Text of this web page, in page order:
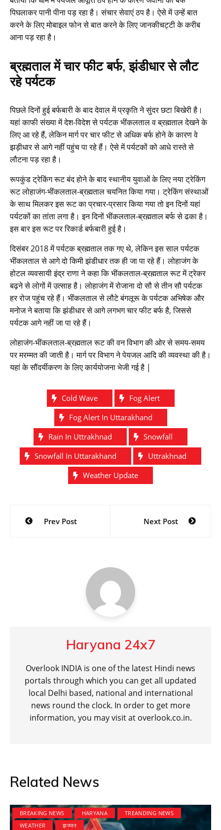
पिघलाकर पानी पीना पड़ रहा है। संचार सेवाएं ठप है। ऐसे में उन्हें बात
करने के लिए मोबाइल फोन से बात करने के लिए जानकीचट्टी के करीब
आना पड़ रहा है।
ब्रह्मताल में चार फीट बर्फ, झंडीधार से लौट
रहे पर्यटक
पिछले दिनों हुई बर्फबारी के बाद देवाल में प्रकृति ने सुंदर छटा बिखेरी है।
यहां काफी संख्या में देश-विदेश से पर्यटक भींकलताल व ब्रह्मताल देखने के
लिए आ रहे हैं, लेकिन मार्ग पर चार फीट से अधिक बर्फ होने के कारण वे
झड़ीधार से आगे नहीं पहुंच पा रहे हैं। ऐसे में पर्यटकों को आधे रास्ते से
लौटना पड़ रहा है।
रूपकुंड ट्रेकिंग रूट बंद होने के बाद स्थानीय युवाओं के लिए नया ट्रेकिंग
रूट लोहाजंग-भींकलताल-ब्रह्मताल चयनित किया गया। ट्रेकिंग संस्थाओं
के साथ मिलकर इस रूट का प्रचार-प्रसार किया गया तो इन दिनों यहां
पर्यटकों का तांता लगा है। इन दिनों भींकलताल-ब्रह्मताल बर्फ से ढका है।
इस बार इस रूट पर रिकार्ड बर्फबारी हुई है।
दिसंबर 2018 में पर्यटक ब्रह्मताल तक गए थे, लेकिन इस साल पर्यटक
भींकलताल से आगे दो किमी झंडीधार तक ही जा पा रहे हैं। लोहाजंग के
होटल व्यवसायी इंद्र राणा ने कहा कि भींकलताल-ब्रह्मताल रूट में ट्रेकर
बढ़ने से लोगों में उत्साह है। लोहाजंग में रोजाना दो सौ से तीन सौ पर्यटक
हर रोज पहुंच रहे हैं। भींकलताल से लौटे बंगलूरू के पर्यटक अभिषेक और
मनोज ने बताया कि झंडीधार से आगे लगभग चार फीट बर्फ है, जिससे
पर्यटक आगे नहीं जा पा रहे हैं।
लोहाजंग-भींकलताल-ब्रह्मताल रूट की वन विभाग की ओर से समय-समय
पर मरम्मत की जाती है। मार्ग पर विभाग ने पेयजल आदि की व्यवस्था की है।
यहां के सौंदर्यीकरण के लिए कार्ययोजना भेजी गई है |
Cold Wave
Fog Alert
Fog Alert In Uttarakhand
Rain In Uttrakhnad
Snowfall
Snowfall In Uttarakhand
Uttrakhnad
Weather Update
Post
navigation
Prev Post Next Post
Haryana 24x7
Overlook INDIA is one of the latest Hindi news
portals through which you can get all updated
local Delhi based, national and international
news round the clock. In order to get more
information, you may visit at overlook.co.in.
Related News
BREAKING NEWS HARYANA
TREANDING NEWS
WEATHER
झज्जर